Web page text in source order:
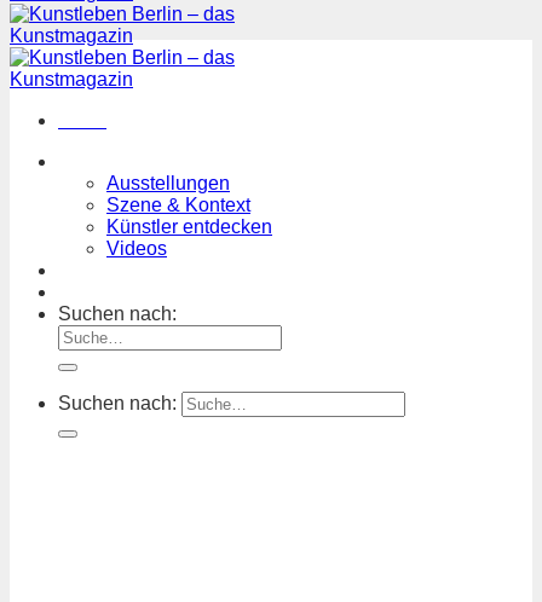
Ausstellungen
Szene & Kontext
Künstler entdecken
Videos
Suchen nach:
Suchen nach: